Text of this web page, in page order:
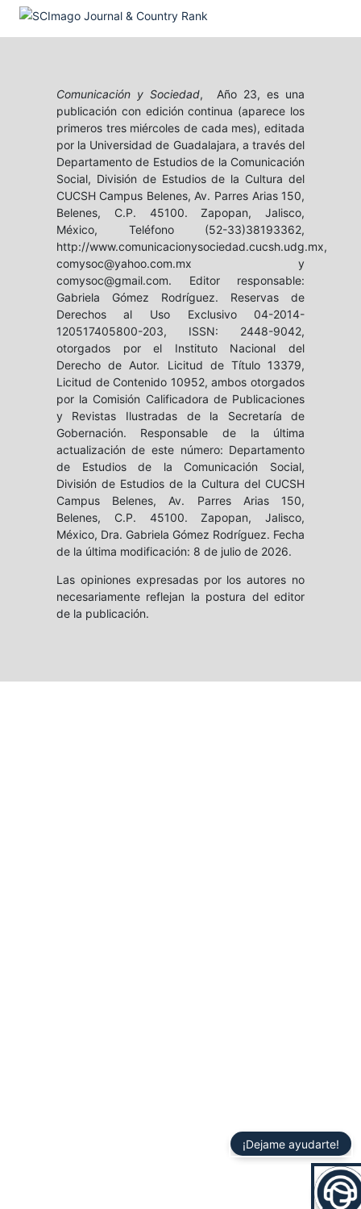
Comunicación y Sociedad, Año 23, es una
publicación con edición continua (aparece los
primeros tres miércoles de cada mes), editada
por la Universidad de Guadalajara, a través del
Departamento de Estudios de la Comunicación
Social, División de Estudios de la Cultura del
CUCSH Campus Belenes, Av. Parres Arias 150,
Belenes, C.P. 45100. Zapopan, Jalisco,
México, Teléfono (52-33)38193362,
http://www.comunicacionysociedad.cucsh.udg.mx,
comysoc@yahoo.com.mx y
comysoc@gmail.com. Editor responsable:
Gabriela Gómez Rodríguez. Reservas de
Derechos al Uso Exclusivo 04-2014-
120517405800-203, ISSN: 2448-9042,
otorgados por el Instituto Nacional del
Derecho de Autor. Licitud de Título 13379,
Licitud de Contenido 10952, ambos otorgados
por la Comisión Calificadora de Publicaciones
y Revistas Ilustradas de la Secretaría de
Gobernación. Responsable de la última
actualización de este número: Departamento
de Estudios de la Comunicación Social,
División de Estudios de la Cultura del CUCSH
Campus Belenes, Av. Parres Arias 150,
Belenes, C.P. 45100. Zapopan, Jalisco,
México, Dra. Gabriela Gómez Rodríguez. Fecha
de la última modificación: 8 de julio de 2026.
Las opiniones expresadas por los autores no
necesariamente reflejan la postura del editor
de la publicación.
¡Dejame ayudarte!